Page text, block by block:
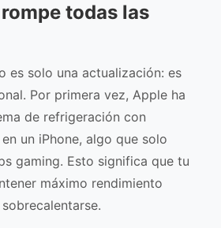
todas las
es solo una actualización: es
Por primera vez, Apple ha
de refrigeración con
en un iPhone, algo que solo
gaming. Esto significa que tu
máximo rendimiento